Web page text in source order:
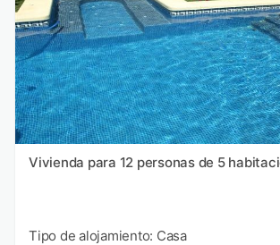
Vivienda para 12 personas de 5
Tipo de alojamiento: Casa